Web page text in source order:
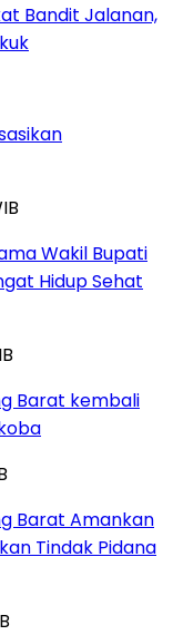
Bandit Jalanan,
Wakil Bupati
Hidup Sehat
Barat kembali
Barat Amankan
Tindak Pidana